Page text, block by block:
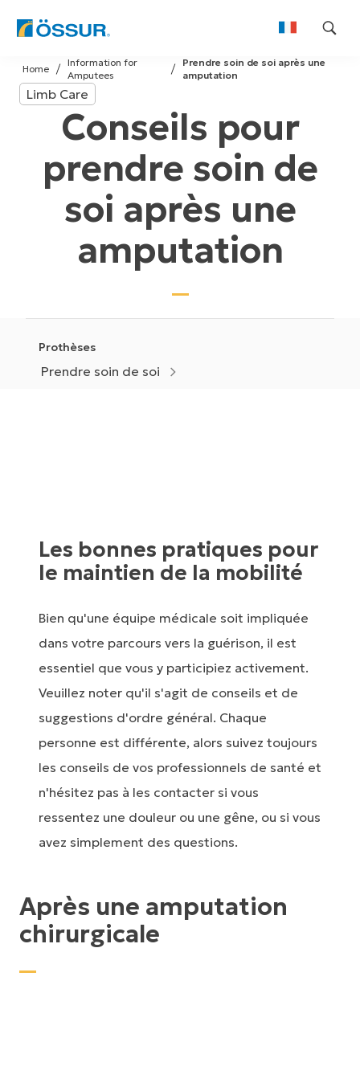
Skip
to
content
Prendre soin de soi après une
amputation
Information for
Amputees
Home
Limb Care
Conseils pour
prendre soin de
soi après une
amputation
Prothèses
Prendre soin de soi
Les bonnes pratiques pour
le maintien de la mobilité
Bien qu'une équipe médicale soit impliquée
dans votre parcours vers la guérison, il est
essentiel que vous y participiez activement.
Veuillez noter qu'il s'agit de conseils et de
suggestions d'ordre général. Chaque
personne est différente, alors suivez toujours
les conseils de vos professionnels de santé et
n'hésitez pas à les contacter si vous
ressentez une douleur ou une gêne, ou si vous
avez simplement des questions.
Après une amputation
chirurgicale